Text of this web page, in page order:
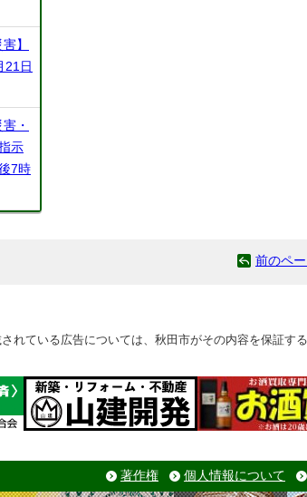
】
日
・
示
7時
前のペ
れている広告については、秋田市がその内容を保証す
著作権 個人情報について